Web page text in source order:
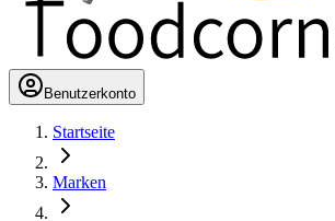
Benutzerkonto
Startseite
Marken